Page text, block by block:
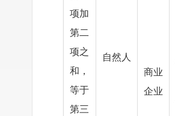
项加
第二
项之
和，
等于
第三
自然人
商业
企业